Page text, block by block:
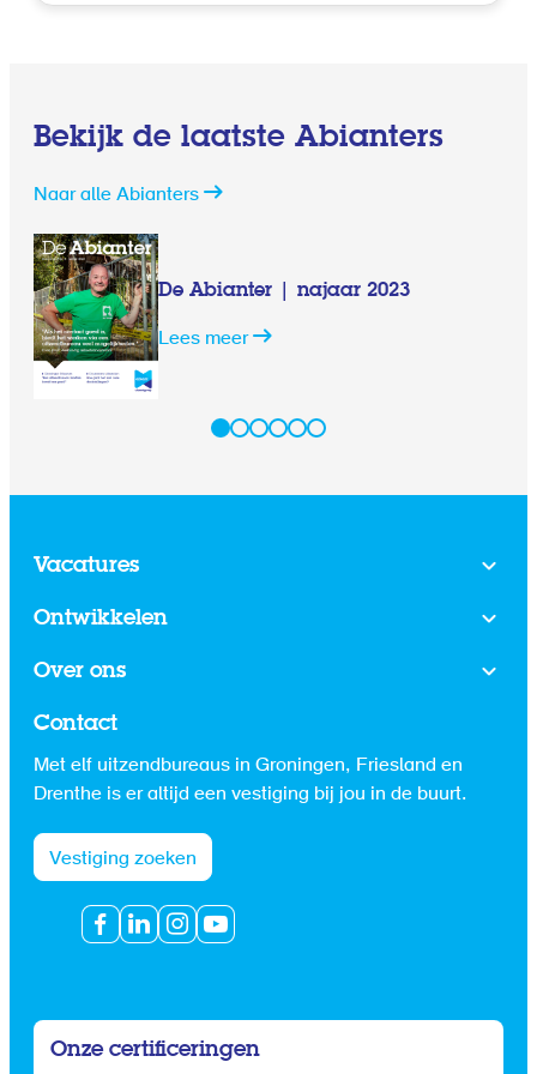
Bekijk de laatste Abianters
Naar alle Abianters
De Abianter | najaar 2023
Lees meer
Vacatures
Ontwikkelen
Over ons
Contact
Met elf uitzendbureaus in Groningen, Friesland en
Drenthe is er altijd een vestiging bij jou in de buurt.
Vestiging zoeken
Onze certificeringen